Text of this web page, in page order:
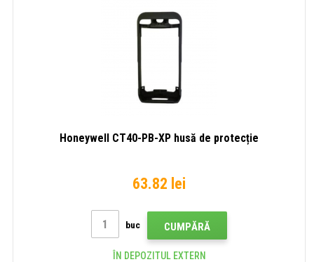
Honeywell CT40-PB-XP husă de protecție
63.82 lei
buc CUMPĂRĂ
ÎN DEPOZITUL EXTERN